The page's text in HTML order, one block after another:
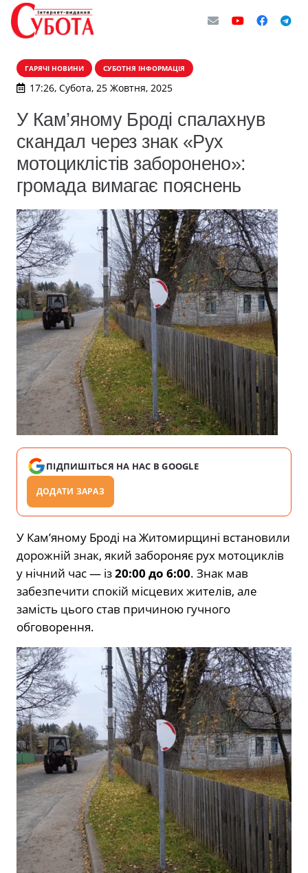
ГАРЯЧІ НОВИНИ СУБОТНЯ ІНФОРМАЦІЯ
17:26, Субота, 25 Жовтня, 2025
У Кам’яному Броді спалахнув
скандал через знак «Рух
мотоциклістів заборонено»:
громада вимагає пояснень
ПІДПИШІТЬСЯ НА НАС В GOOGLE
ДОДАТИ ЗАРАЗ
У Кам’яному Броді на Житомирщині встановили
дорожній знак, який забороняє рух мотоциклів
у нічний час — із20:00 до 6:00. Знак мав
забезпечити спокій місцевих жителів, але
замість цього став причиною гучного
обговорення.